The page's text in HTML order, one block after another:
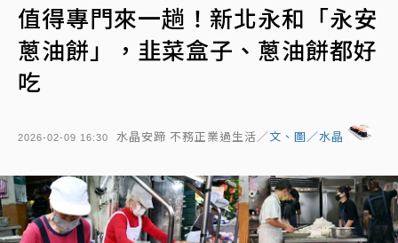
值得專門來一趟！新北永和「永安
蔥油餅」，韭菜盒子、蔥油餅都好
吃
2026-02-09 16:30 水晶安蹄 不務正業過生活／文、圖／水晶